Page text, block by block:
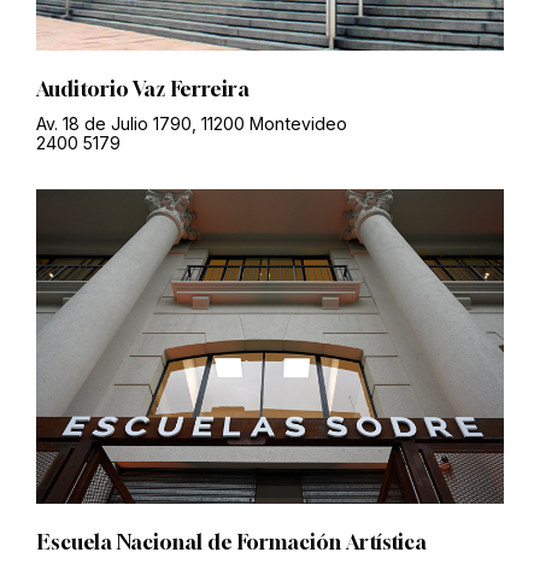
Auditorio Vaz Ferreira
Av. 18 de Julio 1790, 11200 Montevideo
2400 5179
Escuela Nacional de Formación Artística